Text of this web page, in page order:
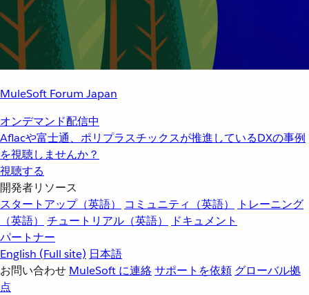
MuleSoft Forum Japan
オンデマンド配信中
Aflacや富士通、ポリプラスチックスが推進しているDXの事例
を視聴しませんか？
視聴する
開発者リソース
スタートアップ（英語）
コミュニティ（英語）
トレーニング
（英語）
チュートリアル（英語）
ドキュメント
パートナー
English (Full site) 日本語
お問い合わせ MuleSoft に連絡サポートを依頼 グローバル拠
点